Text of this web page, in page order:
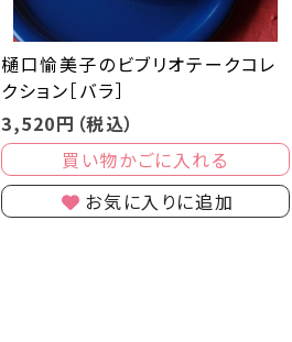
樋口愉美子のビブリオテークコレ
クション［バラ］
3,520円（税込）
買い物かごに入れる
お気に入りに追加